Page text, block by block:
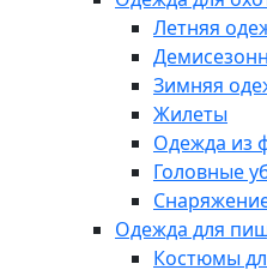
Летняя
Зимняя
Жилеты
Одежда из
Головные
Одежда для
Костюмы